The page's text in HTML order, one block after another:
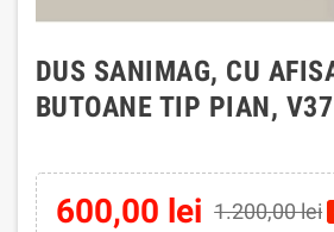
DUS SANIMAG, CU
BUTOANE TIP PIAN, V37
600,00 lei 1.200,00 lei